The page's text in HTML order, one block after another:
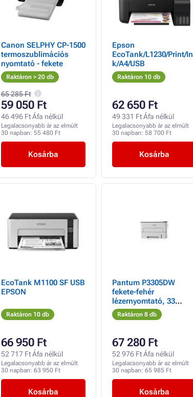
Canon SELPHY CP-1500
termoszublimációs
nyomtató - fekete
Raktáron > 20 db
65 285 Ft
59 050 Ft
46 496 Ft Áfa nélkül
Legalacsonyabb ár az elmúlt
30 napban: 55 480 Ft
Kosárba
Epson
EcoTank/L1230/Print/In
k/A4/USB
Raktáron 10 db
62 650 Ft
49 331 Ft Áfa nélkül
Legalacsonyabb ár az elmúlt
30 napban: 58 700 Ft
Kosárba
EcoTank M1100 SF USB
EPSON
Raktáron 10 db
66 950 Ft
52 717 Ft Áfa nélkül
Legalacsonyabb ár az elmúlt
30 napban: 63 950 Ft
Kosárba
Pantum P3305DW
fekete-fehér
lézernyomtató, 33
lap/perc, hálózati
csatlakozás, WiFi, NFC
Raktáron 8 db
67 280 Ft
52 976 Ft Áfa nélkül
Legalacsonyabb ár az elmúlt
30 napban: 65 985 Ft
Kosárba